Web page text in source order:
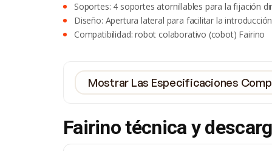
Soportes: 4 soportes atornillables para la fijación
Diseño: Apertura lateral para facilitar la
Compatibilidad: robot colaborativo (cobot) Fairino
Mostrar Las Especificaciones
Fairino técnica y